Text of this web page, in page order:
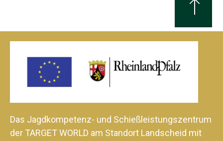
Das Jagdkompetenz- und Schießleistungszentrum
der TARGET WORLD am Standort Landscheid mit